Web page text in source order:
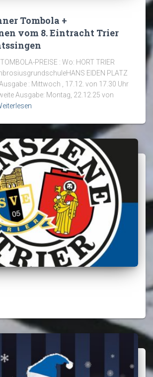
Tombola +
vom 8. Eintracht Trier
PREISE : Wo: HORT TRIER
EIDEN PLATZ
: Mittwoch , 17.12. von 17.30 Uhr
Ausgabe: Montag, 22.12.25 von